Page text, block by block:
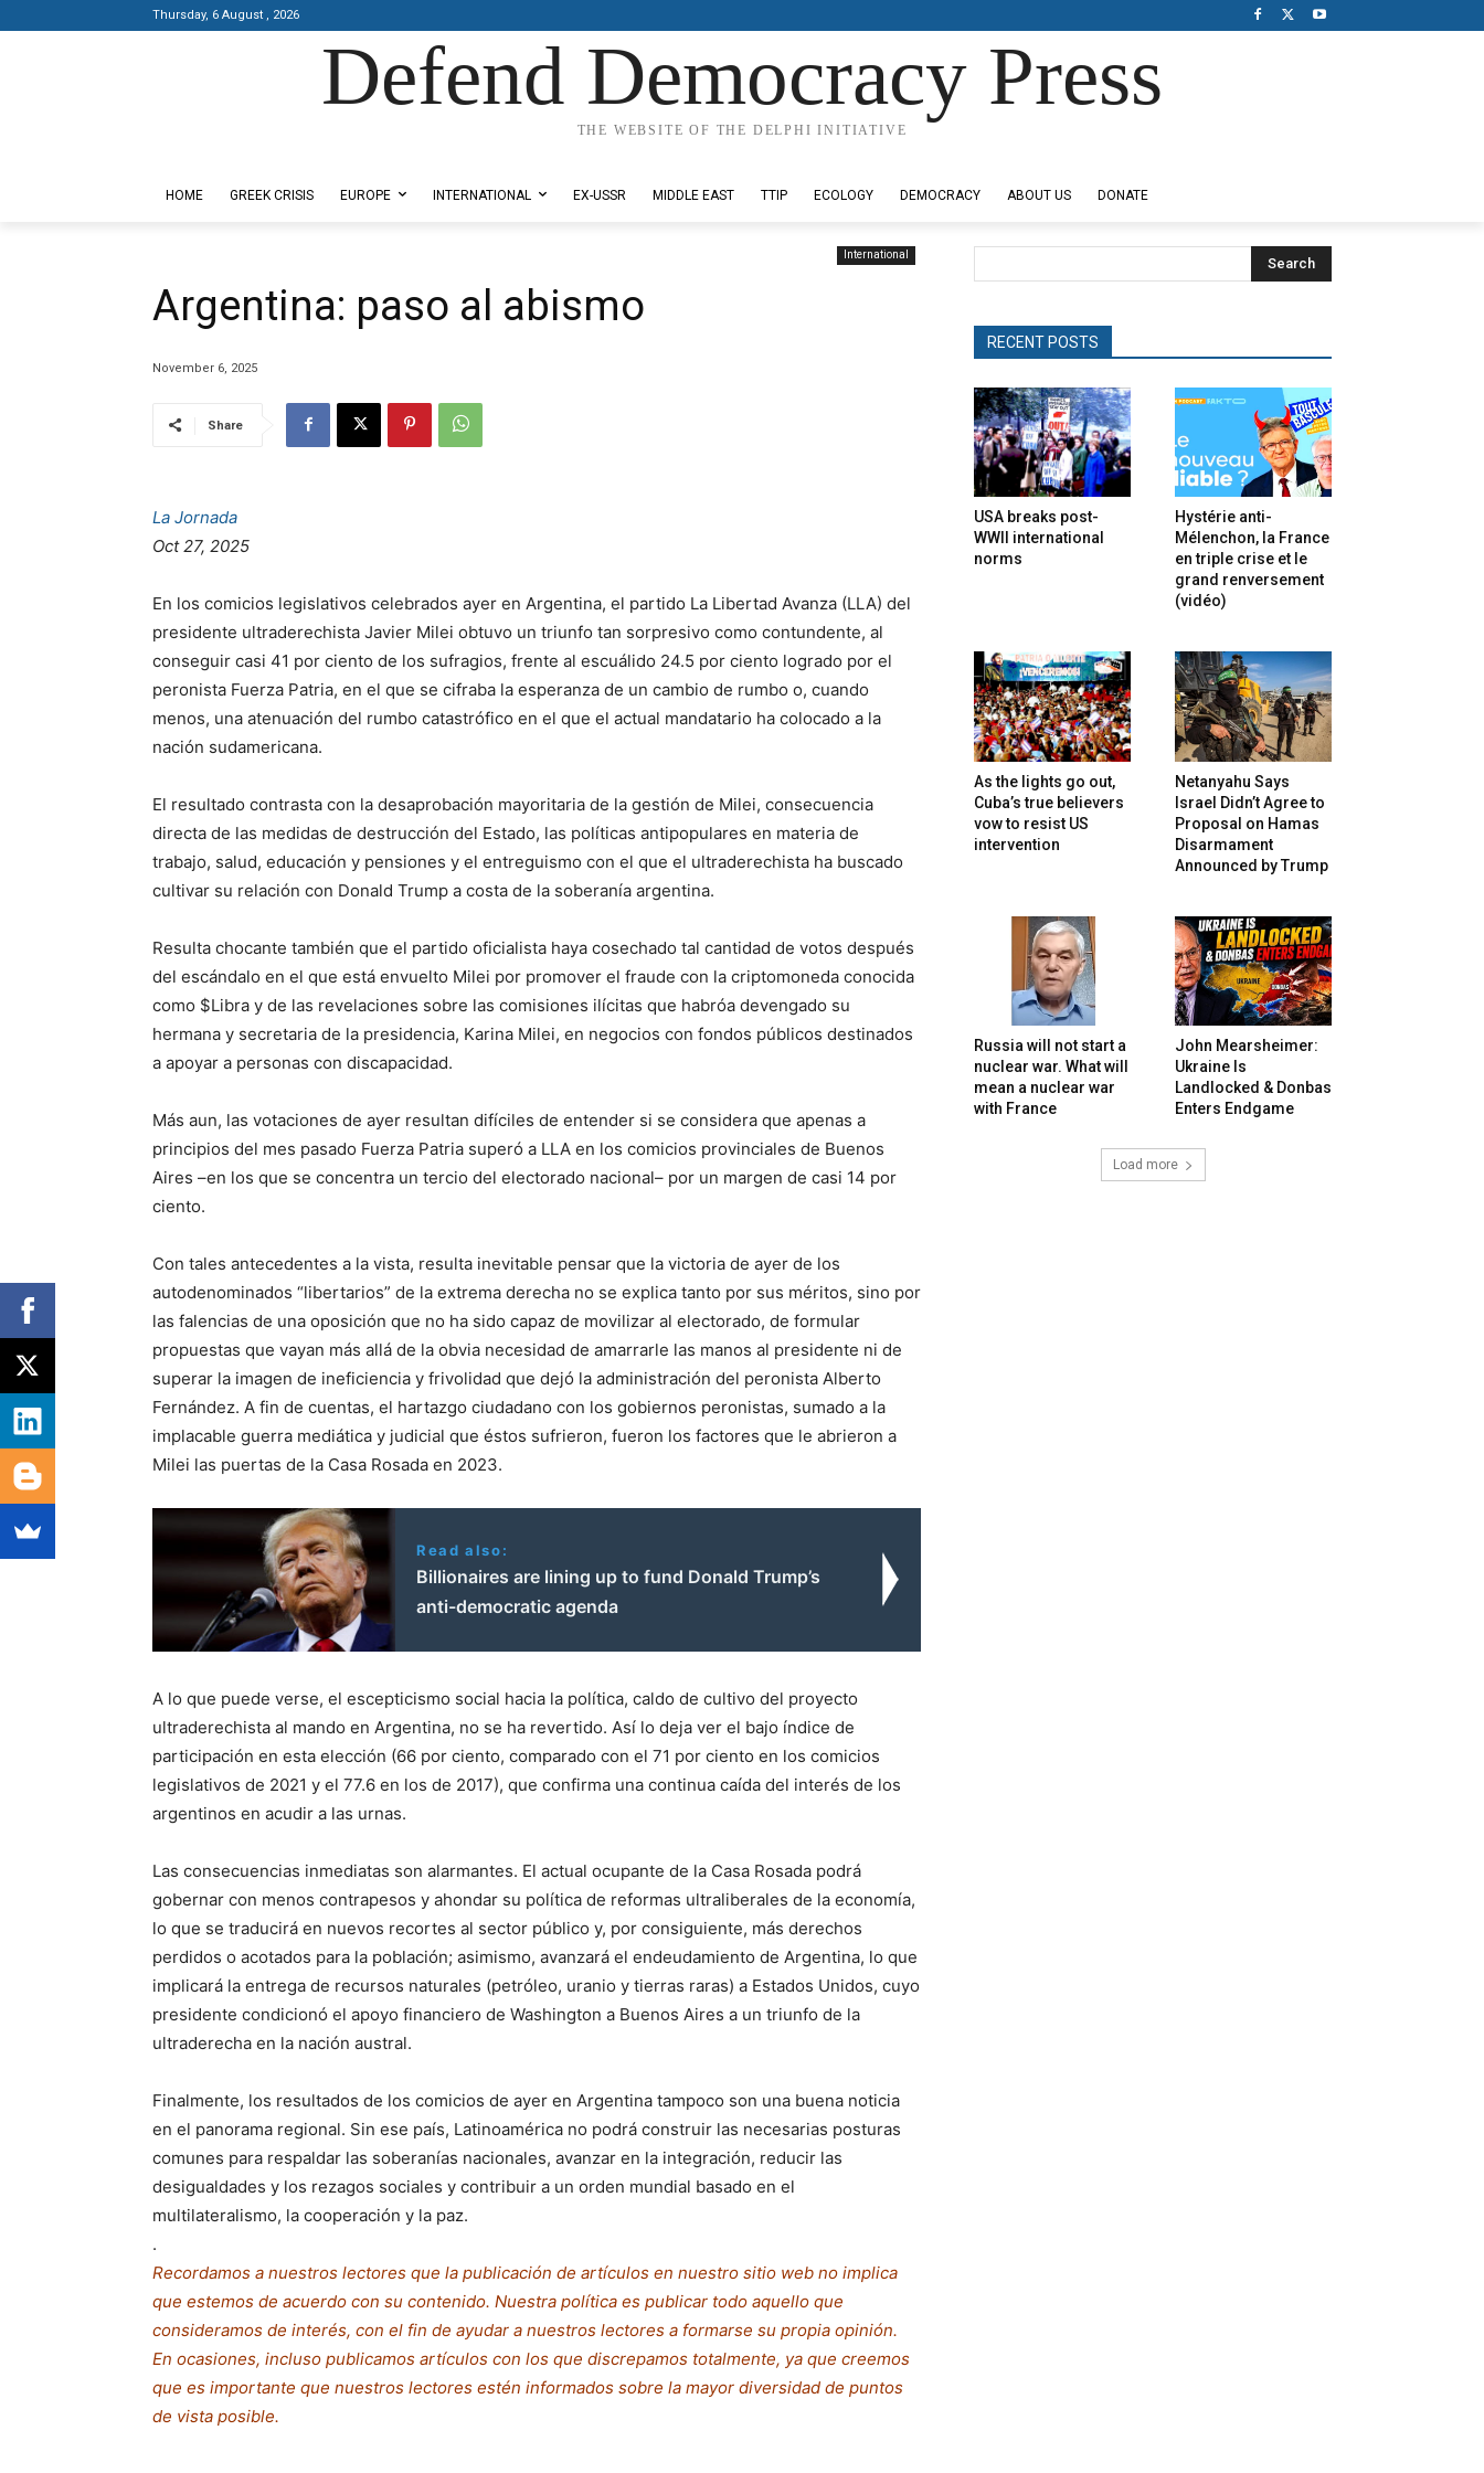
Thursday, 6 August , 2026
Defend Democracy Press
THE WEBSITE OF THE DELPHI INITIATIVE
HOME GREEK CRISIS EUROPE INTERNATIONAL EX-USSR MIDDLE EAST TTIP ECOLOGY DEMOCRACY ABOUT US DONATE
International
Argentina: paso al abismo
November 6, 2025
Share
La Jornada
Oct 27, 2025
En los comicios legislativos celebrados ayer en Argentina, el partido La Libertad Avanza (LLA) del
presidente ultraderechista Javier Milei obtuvo un triunfo tan sorpresivo como contundente, al
conseguir casi 41 por ciento de los sufragios, frente al escuálido 24.5 por ciento logrado por el
peronista Fuerza Patria, en el que se cifraba la esperanza de un cambio de rumbo o, cuando
menos, una atenuación del rumbo catastrófico en el que el actual mandatario ha colocado a la
nación sudamericana.
El resultado contrasta con la desaprobación mayoritaria de la gestión de Milei, consecuencia
directa de las medidas de destrucción del Estado, las políticas antipopulares en materia de
trabajo, salud, educación y pensiones y el entreguismo con el que el ultraderechista ha buscado
cultivar su relación con Donald Trump a costa de la soberanía argentina.
Resulta chocante también que el partido oficialista haya cosechado tal cantidad de votos después
del escándalo en el que está envuelto Milei por promover el fraude con la criptomoneda conocida
como $Libra y de las revelaciones sobre las comisiones ilícitas que habróa devengado su
hermana y secretaria de la presidencia, Karina Milei, en negocios con fondos públicos destinados
a apoyar a personas con discapacidad.
Más aun, las votaciones de ayer resultan difíciles de entender si se considera que apenas a
principios del mes pasado Fuerza Patria superó a LLA en los comicios provinciales de Buenos
Aires –en los que se concentra un tercio del electorado nacional– por un margen de casi 14 por
ciento.
Con tales antecedentes a la vista, resulta inevitable pensar que la victoria de ayer de los
autodenominados “libertarios” de la extrema derecha no se explica tanto por sus méritos, sino por
las falencias de una oposición que no ha sido capaz de movilizar al electorado, de formular
propuestas que vayan más allá de la obvia necesidad de amarrarle las manos al presidente ni de
superar la imagen de ineficiencia y frivolidad que dejó la administración del peronista Alberto
Fernández. A fin de cuentas, el hartazgo ciudadano con los gobiernos peronistas, sumado a la
implacable guerra mediática y judicial que éstos sufrieron, fueron los factores que le abrieron a
Milei las puertas de la Casa Rosada en 2023.
Read also:
Billionaires are lining up to fund Donald Trump’s
anti-democratic agenda
A lo que puede verse, el escepticismo social hacia la política, caldo de cultivo del proyecto
ultraderechista al mando en Argentina, no se ha revertido. Así lo deja ver el bajo índice de
participación en esta elección (66 por ciento, comparado con el 71 por ciento en los comicios
legislativos de 2021 y el 77.6 en los de 2017), que confirma una continua caída del interés de los
argentinos en acudir a las urnas.
Las consecuencias inmediatas son alarmantes. El actual ocupante de la Casa Rosada podrá
gobernar con menos contrapesos y ahondar su política de reformas ultraliberales de la economía,
lo que se traducirá en nuevos recortes al sector público y, por consiguiente, más derechos
perdidos o acotados para la población; asimismo, avanzará el endeudamiento de Argentina, lo que
implicará la entrega de recursos naturales (petróleo, uranio y tierras raras) a Estados Unidos, cuyo
presidente condicionó el apoyo financiero de Washington a Buenos Aires a un triunfo de la
ultraderecha en la nación austral.
Finalmente, los resultados de los comicios de ayer en Argentina tampoco son una buena noticia
en el panorama regional. Sin ese país, Latinoamérica no podrá construir las necesarias posturas
comunes para respaldar las soberanías nacionales, avanzar en la integración, reducir las
desigualdades y los rezagos sociales y contribuir a un orden mundial basado en el
multilateralismo, la cooperación y la paz.
.
Recordamos a nuestros lectores que la publicación de artículos en nuestro sitio web no implica
que estemos de acuerdo con su contenido. Nuestra política es publicar todo aquello que
consideramos de interés, con el fin de ayudar a nuestros lectores a formarse su propia opinión.
En ocasiones, incluso publicamos artículos con los que discrepamos totalmente, ya que creemos
que es importante que nuestros lectores estén informados sobre la mayor diversidad de puntos
de vista posible.
Search
RECENT POSTS
USA breaks post-
WWII international
norms
Hystérie anti-
Mélenchon, la France
en triple crise et le
grand renversement
(vidéo)
As the lights go out,
Cuba’s true believers
vow to resist US
intervention
Netanyahu Says
Israel Didn’t Agree to
Proposal on Hamas
Disarmament
Announced by Trump
Russia will not start a
nuclear war. What will
mean a nuclear war
with France
John Mearsheimer:
Ukraine Is
Landlocked & Donbas
Enters Endgame
Load more